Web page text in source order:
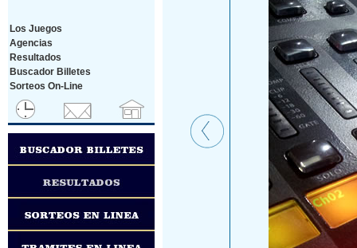
Los Juegos
Agencias
Resultados
Buscador Billetes
Sorteos On-Line